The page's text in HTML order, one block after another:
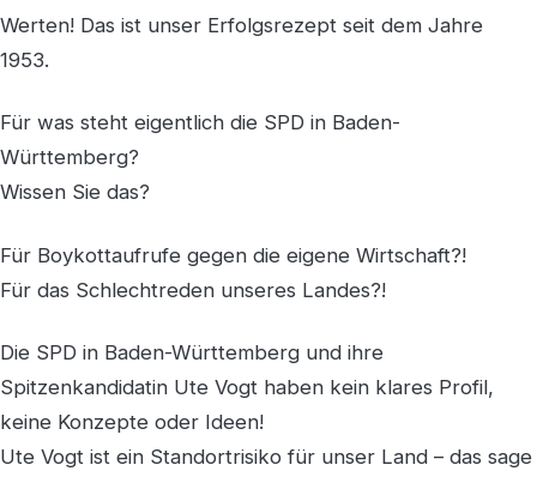
Werten! Das ist unser Erfolgsrezept seit dem Jahre
1953.
Für was steht eigentlich die SPD in Baden-
Württemberg?
Wissen Sie das?
Für Boykottaufrufe gegen die eigene Wirtschaft?!
Für das Schlechtreden unseres Landes?!
Die SPD in Baden-Württemberg und ihre
Spitzenkandidatin Ute Vogt haben kein klares Profil,
keine Konzepte oder Ideen!
Ute Vogt ist ein Standortrisiko für unser Land – das sage